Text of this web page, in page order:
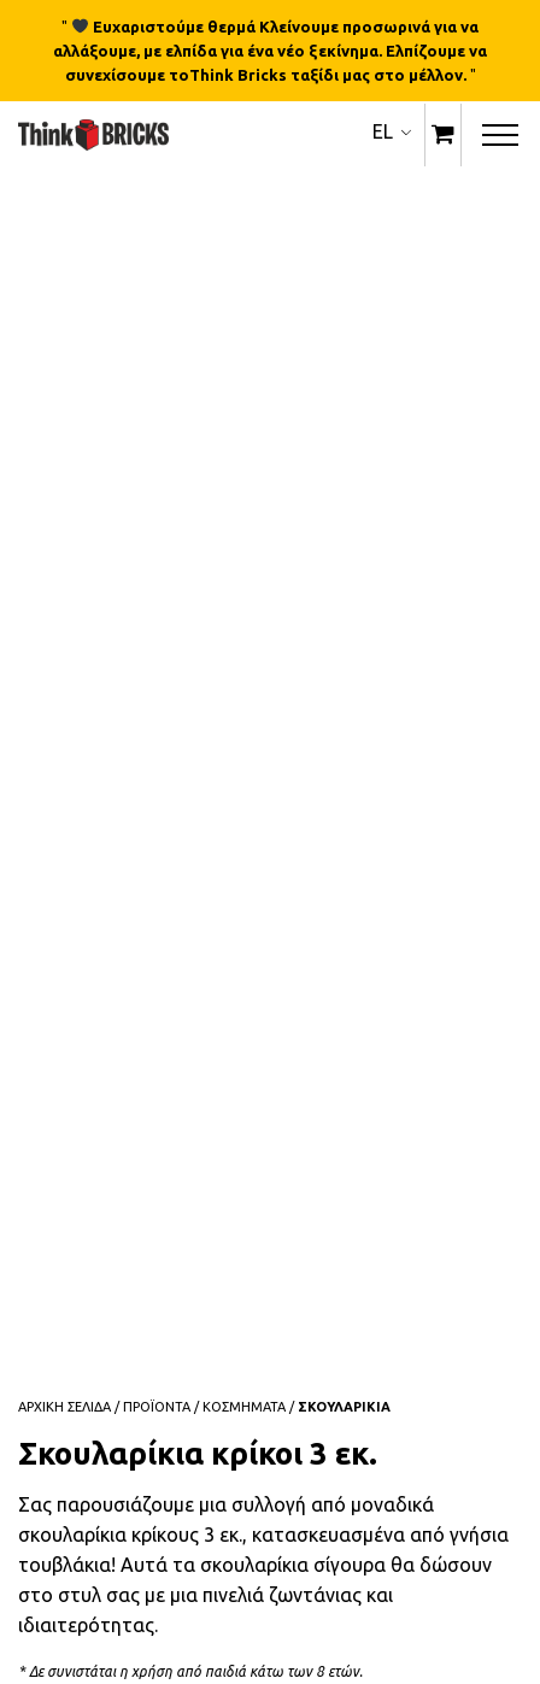
"
Ευχαριστούμε θερμά Κλείνουμε προσωρινά για να
αλλάξουμε, με ελπίδα για ένα νέο ξεκίνημα. Ελπίζουμε να
συνεχίσουμε τοThink Bricks ταξίδι μας στο μέλλον. "
EL
ΑΡΧΙΚΗ ΣΕΛΙΔΑ /ΠΡΟΪΟΝΤΑ /ΚΟΣΜΗΜΑΤΑ / ΣΚΟΥΛΑΡΙΚΙΑ
Σκουλαρίκια κρίκοι 3 εκ.
Σας παρουσιάζουμε μια συλλογή από μοναδικά
σκουλαρίκια κρίκους 3 εκ., κατασκευασμένα από γνήσια
τουβλάκια! Αυτά τα σκουλαρίκια σίγουρα θα δώσουν
στο στυλ σας με μια πινελιά ζωντάνιας και
ιδιαιτερότητας.
* Δε συνιστάται η χρήση από παιδιά κάτω των 8 ετών.